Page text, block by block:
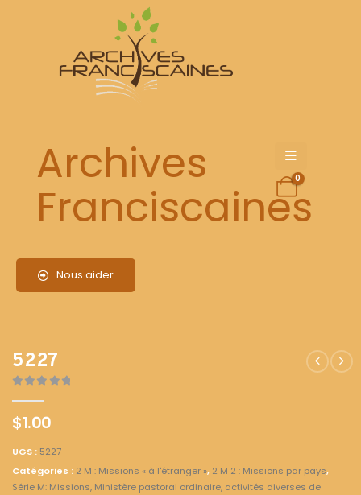
Archives
Franciscaines
Nous aider
0
5227
$1.00
UGS : 5227
Catégories : 2 M : Missions « à l'étranger », 2 M 2 : Missions par pays,
Série M: Missions, Ministère pastoral ordinaire, activités diverses de